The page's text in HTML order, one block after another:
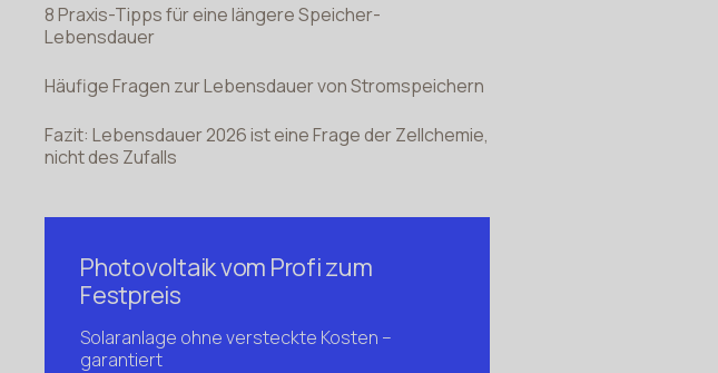
8 Praxis-Tipps für eine längere Speicher-
Lebensdauer
Häufige Fragen zur Lebensdauer von Stromspeichern
Fazit: Lebensdauer 2026 ist eine Frage der Zellchemie,
nicht des Zufalls
Photovoltaik vom Profi zum
Festpreis
Solaranlage ohne versteckte Kosten –
garantiert